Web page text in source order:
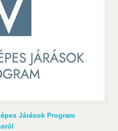
Járások Program